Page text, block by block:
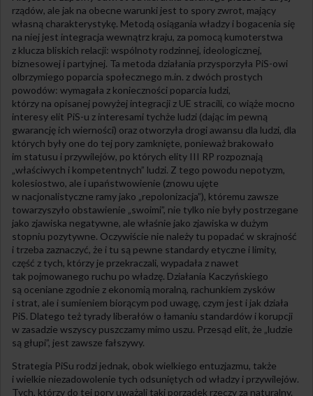
rządów, ale jak na obecne warunki jest to spory zwrot, mający
własną charakterystykę. Metodą osiągania władzy i bogacenia się
na niej jest integracja wewnątrz kraju, za pomocą kumoterstwa
z klucza bliskich relacji: wspólnoty rodzinnej, ideologicznej,
biznesowej i partyjnej. Ta metoda działania przysporzyła PiS-owi
olbrzymiego poparcia społecznego m.in. z dwóch prostych
powodów: wymagała z konieczności poparcia ludzi,
którzy na opisanej powyżej integracji z UE stracili, co wiąże mocno
interesy elit PiS-u z interesami tychże ludzi (dając im pewną
gwarancję ich wierności) oraz otworzyła drogi awansu dla ludzi, dla
których były one do tej pory zamknięte, ponieważ brakowało
im statusu i przywilejów, po których elity III RP rozpoznają
„właściwych i kompetentnych” ludzi. Z tego powodu nepotyzm,
kolesiostwo, ale i upaństwowienie (znowu ujęte
w nacjonalistyczne ramy jako „repolonizacja”), któremu zawsze
towarzyszyło obstawienie „swoimi”, nie tylko nie były postrzegane
jako zjawiska negatywne, ale właśnie jako zjawiska w dużym
stopniu pozytywne. Oczywiście nie należy tu popadać w skrajność
i trzeba zaznaczyć, że i tu są pewne standardy etyczne i limity,
część z tych, którzy je przekraczali, wypadała z nawet
tak pojmowanego ruchu po władzę. Działania Kaczyńskiego
są oceniane zgodnie z ekonomią moralną, rachunkiem zysków
i strat, ale i sumieniem biorącym pod uwagę, czym jest i jak działa
PiS. Dlatego też tyrady liberałów o łamaniu standardów i korupcji
w zasadzie wszyscy puszczamy mimo uszu. Przesąd elit, że „ludzie
są głupi”, jest zawsze fałszywy.
Strategia PiSu rodzi jednak, obok wielkiego entuzjazmu, także
i wielkie niezadowolenie tych odsuniętych od władzy i przywilejów.
Tych, którzy do tej pory uważali taki porządek rzeczy za naturalny.